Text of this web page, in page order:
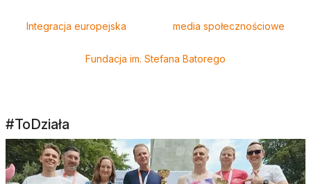
Integracja europejska media społecznościowe
Fundacja im. Stefana Batorego
#ToDziała